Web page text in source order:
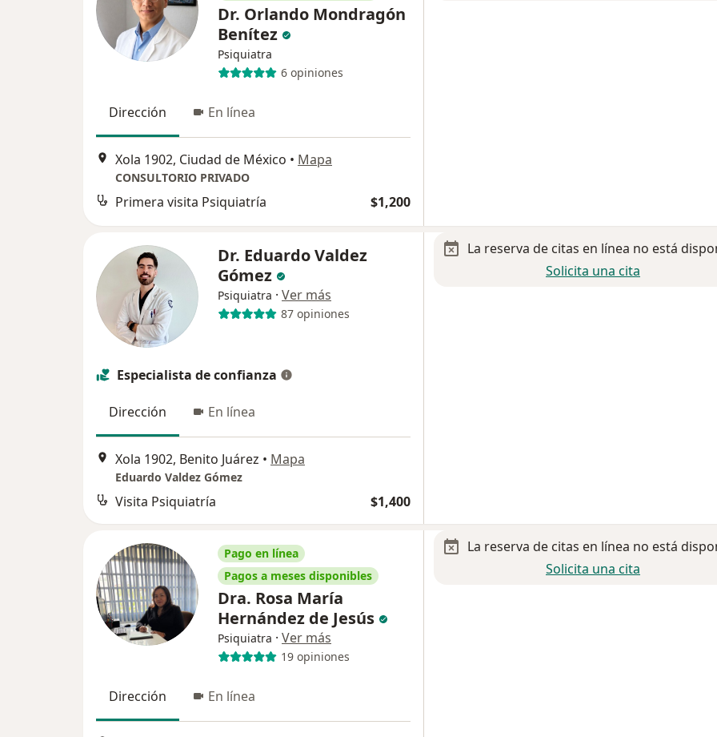
Dr. Orlando Mondragón
Benítez
Psiquiatra
6 opiniones
Dirección En línea
Xola 1902, Ciudad de México • Mapa
CONSULTORIO PRIVADO
Primera visita Psiquiatría $1,200
Dr. Eduardo Valdez
Gómez
Psiquiatra · Ver más
87 opiniones
Especialista de confianza
Dirección En línea
Xola 1902, Benito Juárez • Mapa
Eduardo Valdez Gómez
Visita Psiquiatría $1,400
La reserva de citas en línea no está
Solicita una cita
Pago en línea
Pagos a meses disponibles
Dra. Rosa María
Hernández de Jesús
Psiquiatra · Ver más
19 opiniones
Dirección En línea
La reserva de citas en línea no está
Solicita una cita